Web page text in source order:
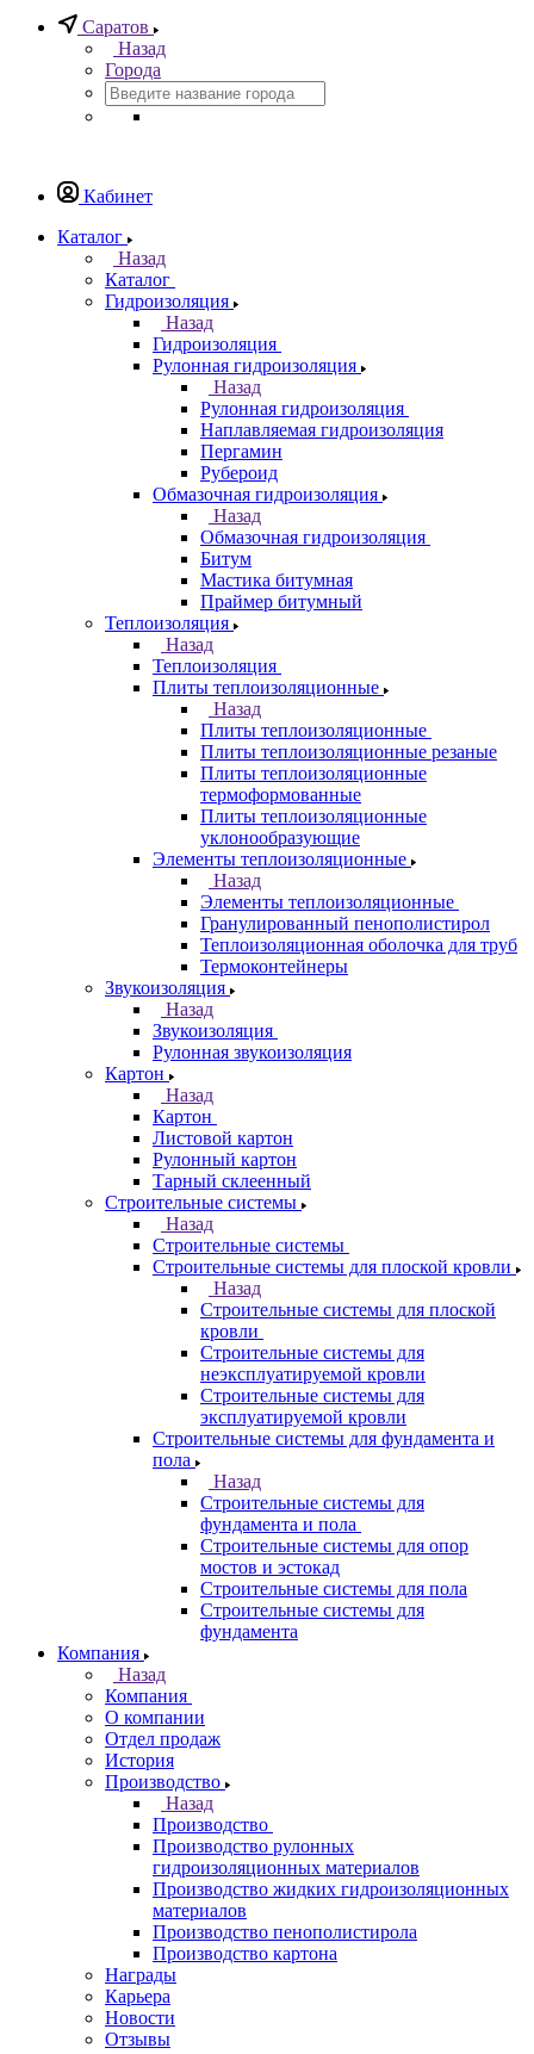
Саратов
Назад
Города
Кабинет
Каталог
Назад
Каталог
Гидроизоляция
Назад
Гидроизоляция
Рулонная гидроизоляция
Назад
Рулонная гидроизоляция
Наплавляемая гидроизоляция
Пергамин
Рубероид
Обмазочная гидроизоляция
Назад
Обмазочная гидроизоляция
Битум
Мастика битумная
Праймер битумный
Теплоизоляция
Назад
Теплоизоляция
Плиты теплоизоляционные
Назад
Плиты теплоизоляционные
Плиты теплоизоляционные резаные
Плиты теплоизоляционные
термоформованные
Плиты теплоизоляционные
уклонообразующие
Элементы теплоизоляционные
Назад
Элементы теплоизоляционные
Гранулированный пенополистирол
Теплоизоляционная оболочка для труб
Термоконтейнеры
Звукоизоляция
Назад
Звукоизоляция
Рулонная звукоизоляция
Картон
Назад
Картон
Листовой картон
Рулонный картон
Тарный склеенный
Строительные системы
Назад
Строительные системы
Строительные системы для плоской кровли
Назад
Строительные системы для плоской
кровли
Строительные системы для
неэксплуатируемой кровли
Строительные системы для
эксплуатируемой кровли
Строительные системы для фундамента и
пола
Назад
Строительные системы для
фундамента и пола
Строительные системы для опор
мостов и эстокад
Строительные системы для пола
Строительные системы для
фундамента
Компания
Назад
Компания
О компании
Отдел продаж
История
Производство
Назад
Производство
Производство рулонных
гидроизоляционных материалов
Производство жидких гидроизоляционных
материалов
Производство пенополистирола
Производство картона
Награды
Карьера
Новости
Отзывы